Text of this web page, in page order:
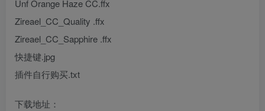
Unf Orange Haze CC.ffx
Zireael_CC_Quality .ffx
Zireael_CC_Sapphire .ffx
快捷键.jpg
插件自行购买.txt
下载地址：